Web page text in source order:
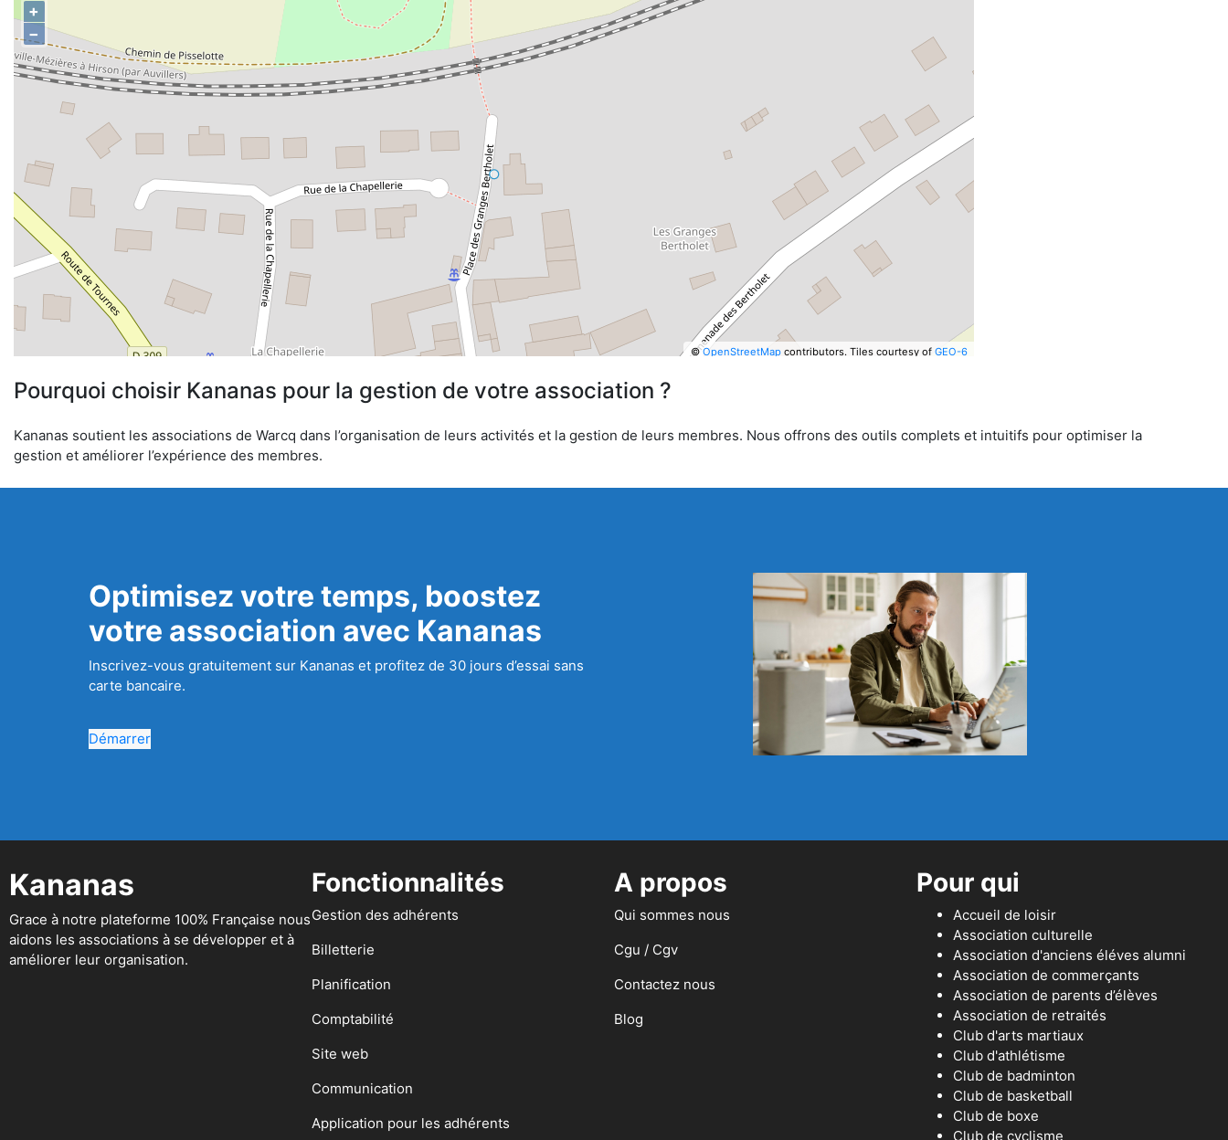
+
−
©OpenStreetMapcontributors. Tiles courtesy of GEO-6
Pourquoi choisir Kananas pour la gestion de votre association ?
Kananas soutient les associations de Warcq dans l’organisation de leurs activités et la gestion de leurs membres. Nous offrons des outils complets et intuitifs pour optimiser la
gestion et améliorer l’expérience des membres.
Optimisez votre temps, boostez
votre association avec Kananas
Inscrivez-vous gratuitement sur Kananas et profitez de 30 jours d’essai sans
carte bancaire.
Démarrer
Kananas
Grace à notre plateforme 100% Française nous
aidons les associations à se développer et à
améliorer leur organisation.
Fonctionnalités
Gestion des adhérents
Billetterie
Planification
Comptabilité
Site web
Communication
Application pour les adhérents
A propos
Qui sommes nous
Cgu / Cgv
Contactez nous
Blog
Pour qui
Accueil de loisir
Association culturelle
Association d'anciens éléves alumni
Association de commerçants
Association de parents d’élèves
Association de retraités
Club d'arts martiaux
Club d'athlétisme
Club de badminton
Club de basketball
Club de boxe
Club de cyclisme